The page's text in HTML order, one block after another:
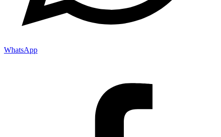
WhatsApp